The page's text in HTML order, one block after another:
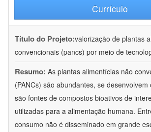
Currículo
Título do Projeto:valorização de plantas
convencionais (pancs) por meio de
Resumo: As plantas alimentícias não
(PANCs) são abundantes, se desenvolvem
são fontes de compostos bioativos de
utilizadas para a alimentação humana.
consumo não é disseminado em grande